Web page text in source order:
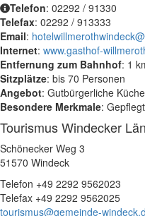
Telefon: 02292 / 91330
Telefax: 02292 / 913333
Email:
Internet: www.gasthof-
Entfernung zum Bahnhof: 1
Sitzplätze: bis 70 Personen
Angebot: Gutbürgerliche Küche
Besondere Merkmale:
Tourismus Windecker
Schönecker Weg 3
51570 Windeck
Telefon +49 2292 9562023
Telefax +49 2292 9562025
tourismus@gemeinde-